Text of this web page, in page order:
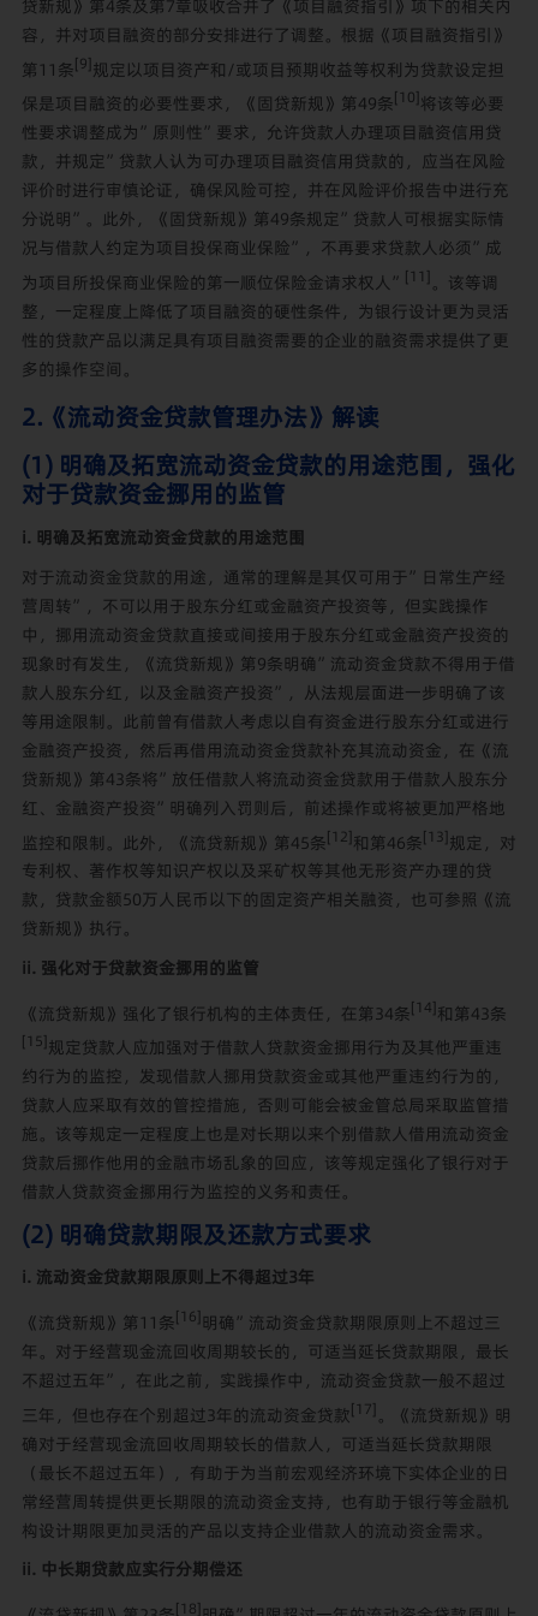
贷新规》第4条及第7章吸收合并了《项目融资指引》项下的相关内
容，并对项目融资的部分安排进行了调整。根据《项目融资指引》
第11条[9]规定以项目资产和/或项目预期收益等权利为贷款设定担
保是项目融资的必要性要求，《固贷新规》第49条[10]将该等必要
性要求调整成为”原则性”要求，允许贷款人办理项目融资信用贷
款，并规定”贷款人认为可办理项目融资信用贷款的，应当在风险
评价时进行审慎论证，确保风险可控，并在风险评价报告中进行充
分说明”。此外，《固贷新规》第49条规定”贷款人可根据实际情
况与借款人约定为项目投保商业保险”，不再要求贷款人必须”成
为项目所投保商业保险的第一顺位保险金请求权人” [11] 。该等调
整，一定程度上降低了项目融资的硬性条件，为银行设计更为灵活
性的贷款产品以满足具有项目融资需要的企业的融资需求提供了更
多的操作空间。
2.《流动资金贷款管理办法》解读
(1) 明确及拓宽流动资金贷款的用途范围，强化
对于贷款资金挪用的监管
i. 明确及拓宽流动资金贷款的用途范围
对于流动资金贷款的用途，通常的理解是其仅可用于”日常生产经
营周转”，不可以用于股东分红或金融资产投资等，但实践操作
中，挪用流动资金贷款直接或间接用于股东分红或金融资产投资的
现象时有发生，《流贷新规》第9条明确”流动资金贷款不得用于借
款人股东分红，以及金融资产投资”，从法规层面进一步明确了该
等用途限制。此前曾有借款人考虑以自有资金进行股东分红或进行
金融资产投资，然后再借用流动资金贷款补充其流动资金，在《流
贷新规》第43条将”放任借款人将流动资金贷款用于借款人股东分
红、金融资产投资”明确列入罚则后，前述操作或将被更加严格地
监控和限制。此外，《流贷新规》第45条[12]和第46条[13]规定，对
专利权、著作权等知识产权以及采矿权等其他无形资产办理的贷
款，贷款金额50万人民币以下的固定资产相关融资，也可参照《流
贷新规》执行。
ii. 强化对于贷款资金挪用的监管
《流贷新规》强化了银行机构的主体责任，在第34条[14]和第43条
[15]规定贷款人应加强对于借款人贷款资金挪用行为及其他严重违
约行为的监控，发现借款人挪用贷款资金或其他严重违约行为的，
贷款人应采取有效的管控措施，否则可能会被金管总局采取监管措
施。该等规定一定程度上也是对长期以来个别借款人借用流动资金
贷款后挪作他用的金融市场乱象的回应，该等规定强化了银行对于
借款人贷款资金挪用行为监控的义务和责任。
(2) 明确贷款期限及还款方式要求
i. 流动资金贷款期限原则上不得超过3年
《流贷新规》第11条[16] 明确”流动资金贷款期限原则上不超过三
年。对于经营现金流回收周期较长的，可适当延长贷款期限，最长
不超过五年”，在此之前，实践操作中，流动资金贷款一般不超过
三年，但也存在个别超过3年的流动资金贷款[17] 。《流贷新规》明
确对于经营现金流回收周期较长的借款人，可适当延长贷款期限
（最长不超过五年），有助于为当前宏观经济环境下实体企业的日
常经营周转提供更长期限的流动资金支持，也有助于银行等金融机
构设计期限更加灵活的产品以支持企业借款人的流动资金需求。
ii. 中长期贷款应实行分期偿还
[18]